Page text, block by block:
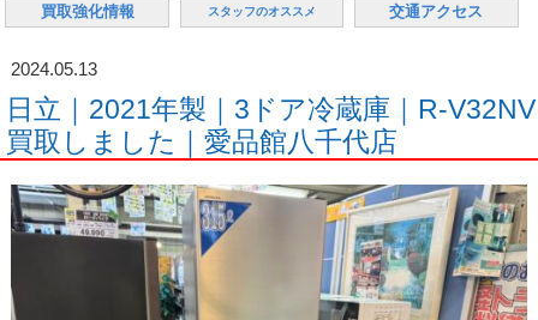
買取強化情報 スタッフのオススメ 交通アクセス
2024.05.13
日立｜2021年製｜3ドア冷蔵庫｜R-V32NV
買取しました｜愛品館八千代店